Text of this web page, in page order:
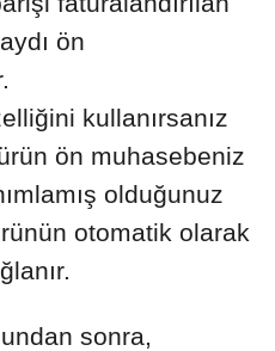
ön
kullanırsanız
ön muhasebeniz
olduğunuz
otomatik olarak
sonra,